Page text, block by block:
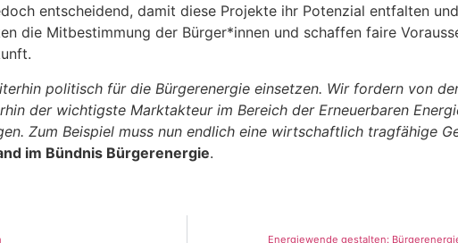
entscheidend, damit diese Projekte ihr Potenzial entfalten
die Mitbestimmung der Bürger*innen und schaffen faire
politisch für die Bürgerenergie einsetzen. Wir fordern von
der wichtigste Marktakteur im Bereich der Erneuerbaren
Zum Beispiel muss nun endlich eine wirtschaftlich tragfähige
im Bündnis Bürgerenergie.
Energiewende gestalten: